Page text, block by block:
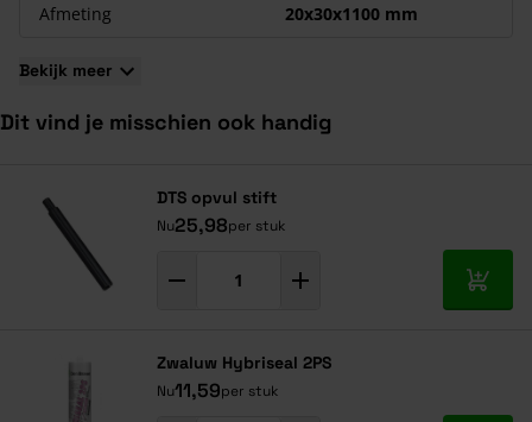
Afmeting
20x30x1100 mm
Bekijk meer
Dit vind je misschien ook handig
DTS opvul stift
Nu25,98per stuk
In
Zwaluw Hybriseal 2PS
Nu11,59per stuk